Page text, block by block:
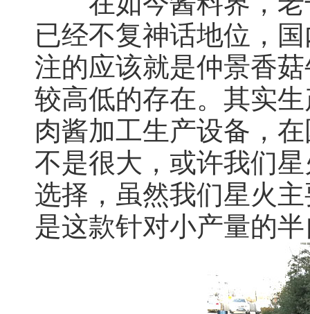
已经不复神话地位，
注的应该就是仲景香
较高低的存在。其实
肉酱加工生产设备，
不是很大，或许我们
选择，虽然我们星火
是这款针对小产量的